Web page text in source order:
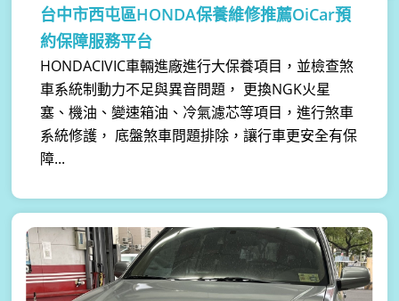
台中市西屯區HONDA保養維修推薦OiCar預
約保障服務平台
HONDACIVIC車輛進廠進行大保養項目，並檢查煞
車系統制動力不足與異音問題， 更換NGK火星
塞、機油、變速箱油、冷氣濾芯等項目，進行煞車
系統修護， 底盤煞車問題排除，讓行車更安全有保
障...